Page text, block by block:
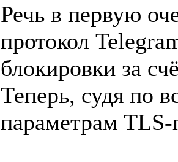
Речь в первую
протокол
блокировки за
Теперь, судя по
параметрам